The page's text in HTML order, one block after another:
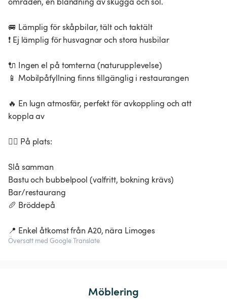
🚐 Lämplig för skåpbilar, tält och taktält
❗ Ej lämplig för husvagnar och stora husbilar
🔌 Ingen el på tomterna (naturupplevelse)
📱 Mobilpåfyllning finns tillgänglig i restaurangen
🔥 En lugn atmosfär, perfekt för avkoppling och att
koppla av
🧖‍♀️ På plats:
Slå samman
Bastu och bubbelpool (valfritt, bokning krävs)
Bar/restaurang
🥖 Bröddepå
📍 Enkel åtkomst från A20, nära Limoges
Översatt med Google Translate
Möblering